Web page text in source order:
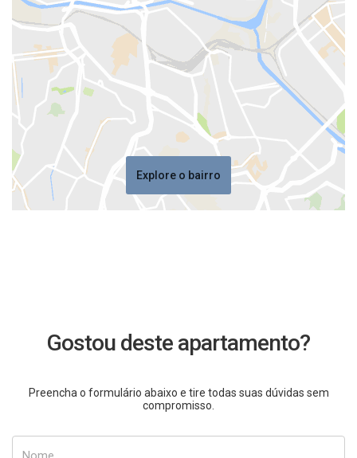
Explore o bairro
Gostou deste apartamento?
Preencha o formulário abaixo e tire todas suas dúvidas sem
compromisso.